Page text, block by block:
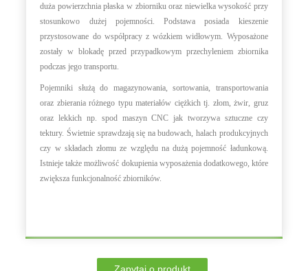
duża powierzchnia płaska w zbiorniku oraz niewielka wysokość przy
stosunkowo dużej pojemności. Podstawa posiada kieszenie
przystosowane do współpracy z wózkiem widłowym. Wyposażone
zostały w blokadę przed przypadkowym przechyleniem zbiornika
podczas jego transportu.
Pojemniki służą do magazynowania, sortowania, transportowania
oraz zbierania różnego typu materiałów ciężkich tj. złom, żwir, gruz
oraz lekkich np. spod maszyn CNC jak tworzywa sztuczne czy
tektury. Świetnie sprawdzają się na budowach, halach produkcyjnych
czy w składach złomu ze względu na dużą pojemność ładunkową.
Istnieje także możliwość dokupienia wyposażenia dodatkowego, które
zwiększa funkcjonalność zbiorników.